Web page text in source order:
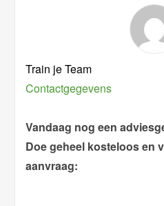
Train je Team
Contactgegevens
Vandaag nog een
Doe geheel kosteloos en
aanvraag: